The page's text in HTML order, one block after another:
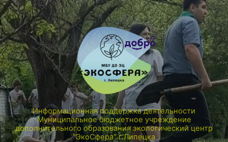
Информационная поддержка деятельности
Муниципальное бюджетное учреждение
дополнительного образования экологический центр
"ЭкоСфера" г.Липецка